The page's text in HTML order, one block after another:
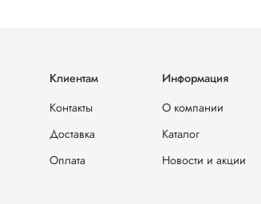
Клиентам
Контакты
Доставка
Оплата
Информация
О компании
Каталог
Новости и акции